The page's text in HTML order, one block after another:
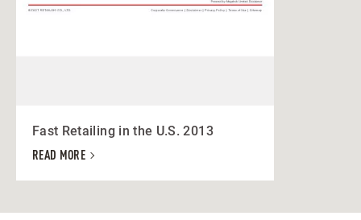
Fast Retailing in the U.S. 2013
READ MORE